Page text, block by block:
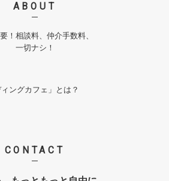
ABOUT
！相談料、仲介手数料、
一切ナシ！
ィングカフェ」とは？
CONTACT